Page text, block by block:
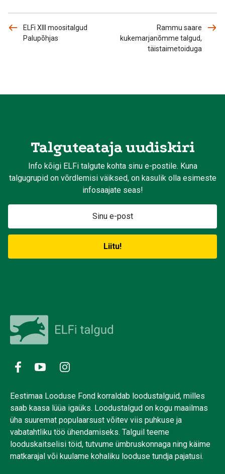
ELFi XIII moositalgud
Palupõhjas
Rammu saare
kukemarjanõmme talgud,
täistaimetoiduga
Talguteataja uudiskiri
Info kõigi ELFi talgute kohta sinu e-postile. Kuna
talgugrupid on võrdlemisi väiksed, on kasulik olla esimeste
infosaajate seas!
Eestimaa Looduse Fond korraldab loodustalguid, milles
saab kaasa lüüa igaüks. Loodustalgud on kogu maailmas
üha suuremat populaarsust võitev viis puhkuse ja
vabatahtliku töö ühendamiseks. Talguil teeme
looduskaitselisi töid, tutvume ümbruskonnaga ning käime
matkarajal või kuulame kohaliku looduse tundja pajatusi.